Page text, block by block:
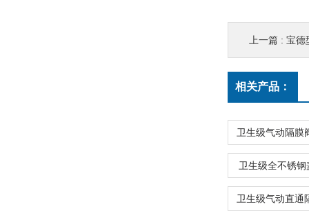
上一篇 : 宝德
相关产品：
卫生级全不锈